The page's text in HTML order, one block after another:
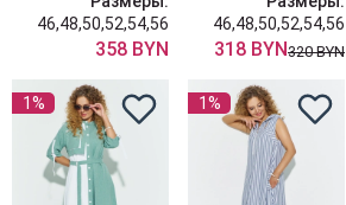
46,48,50,52,54,56
358 BYN
46,48,50,52,54,56
318 BYN320 BYN
1% 1%